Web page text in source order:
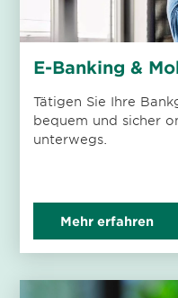
E-Banking &
Tätigen Sie Ihre
bequem und sicher
unterwegs.
Mehr erfahren